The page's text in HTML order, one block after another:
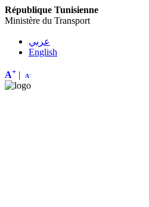
République Tunisienne
Ministère du Transport
عربي
English
A+ | A-